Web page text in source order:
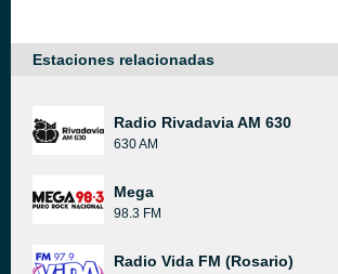
Estaciones relacionadas
Radio Rivadavia AM 630
630 AM
Mega
98.3 FM
Radio Vida FM (Rosario)